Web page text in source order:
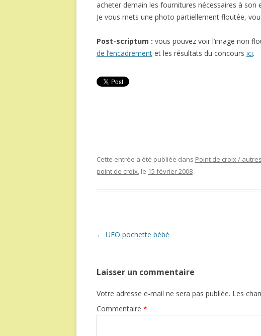
acheter demain les fournitures nécessaires à son
Je vous mets une photo partiellement floutée,
Post-scriptum : vous pouvez voir l’image non
de l’encadrement et les résultats du concours ici.
Cette entrée a été publiée dans Point de croix /
point de croix, le 15 février 2008 .
Navigation
← UFO pochette bébé
Laisser un commentaire
Votre adresse e-mail ne sera pas publiée. Les
Commentaire *